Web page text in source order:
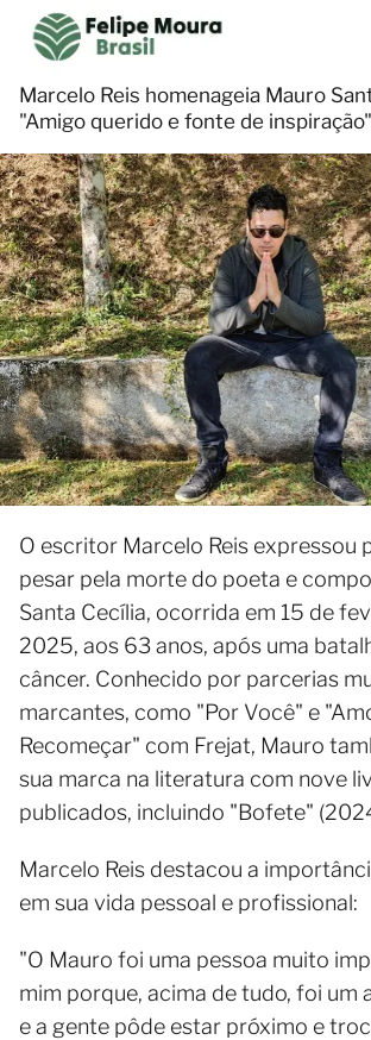
Marcelo Reis homenageia Mauro
"Amigo querido e fonte de inspiração"
O escritor Marcelo Reis expressou
pesar pela morte do poeta e
Santa Cecília, ocorrida em 15 de
2025, aos 63 anos, após uma
câncer. Conhecido por parcerias
marcantes, como "Por Você" e
Recomeçar" com Frejat, Mauro
sua marca na literatura com nove
publicados, incluindo "Bofete"
Marcelo Reis destacou a
em sua vida pessoal e profissional:
"O Mauro foi uma pessoa muito
mim porque, acima de tudo, foi um
e a gente pôde estar próximo e